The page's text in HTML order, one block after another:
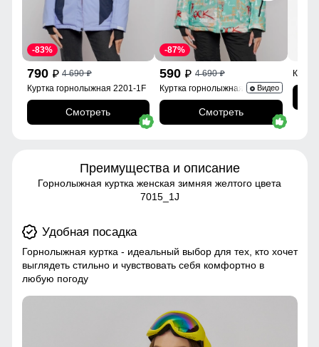
790 p 4 690p
-83%
Куртка горнолыжная 2201-1F
Смотреть
590 p 4 690p
-87%
Куртка горнолыжная 2252Br
Видео
Смотреть
Преимущества и описание
Горнолыжная куртка женская зимняя желтого цвета
7015_1J
Удобная посадка
Горнолыжная куртка - идеальный выбор для тех, кто хочет
выглядеть стильно и чувствовать себя комфортно в
любую погоду